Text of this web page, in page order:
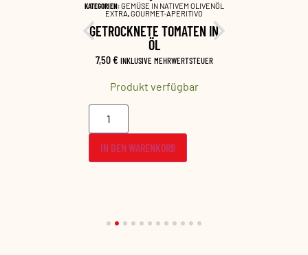
KATEGORIEN:GEMÜSE IN NATIVEM OLIVENÖL
EXTRA,GOURMET-APERITIVO
GETROCKNETE TOMATEN IN
ÖL
7,50€ INKLUSIVE MEHRWERTSTEUER
Produkt verfügbar
IN DEN WARENKORB